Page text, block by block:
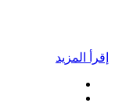
إقرأ المزيد